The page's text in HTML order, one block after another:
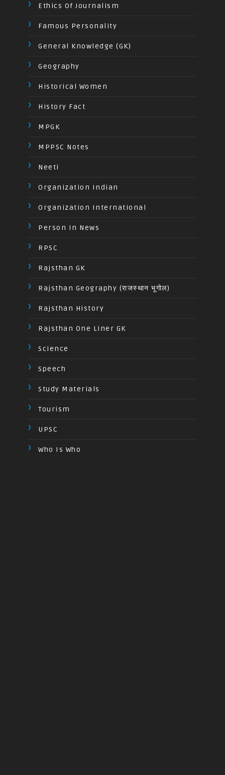
Ethics Of Journalism
Famous Personality
General Knowledge (GK)
Geography
Historical Women
History Fact
MPGK
MPPSC Notes
Neeti
Organization Indian
Organization International
Person In News
RPSC
Rajsthan GK
Rajsthan Geography (राजस्थान भूगोल)
Rajsthan History
Rajsthan One Liner GK
Science
Speech
Study Materials
Tourism
UPSC
Who Is Who